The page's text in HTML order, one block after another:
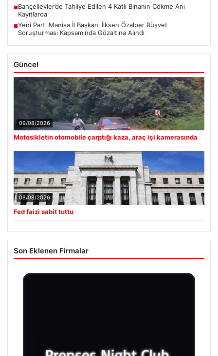
■Bahçelievler’de Tahliye Edilen 4 Katlı Binanın Çökme Anı
Kayıtlarda
■Yeni Parti Manisa İl Başkanı İlksen Özalper Rüşvet
Soruşturması Kapsamında Gözaltına Alındı
Güncel
09/08/2026
Motosikletin otomobile çarptığı kaza, araç içi kamerasında
08/08/2026
Fed faizi sabit tuttu
Son Eklenen Firmalar